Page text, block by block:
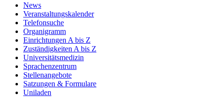
News
Veranstaltungskalender
Telefonsuche
Organigramm
Einrichtungen A bis Z
Zuständigkeiten A bis Z
Universitätsmedizin
Sprachenzentrum
Stellenangebote
Satzungen & Formulare
Uniladen